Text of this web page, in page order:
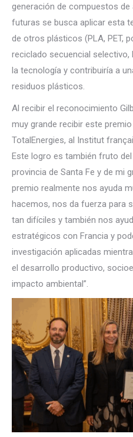
generación de compuestos de
futuras se busca aplicar esta
de otros plásticos (PLA, PET,
reciclado secuencial selectivo,
la tecnología y contribuiría a
residuos plásticos.
Al recibir el reconocimiento
muy grande recibir este
TotalEnergies, al Institut
Este logro es también fruto
provincia de Santa Fe y de mi
premio realmente nos ayuda
hacemos, nos da fuerza para
tan difíciles y también nos
estratégicos con Francia y
investigación aplicadas
el desarrollo productivo,
impacto ambiental”.